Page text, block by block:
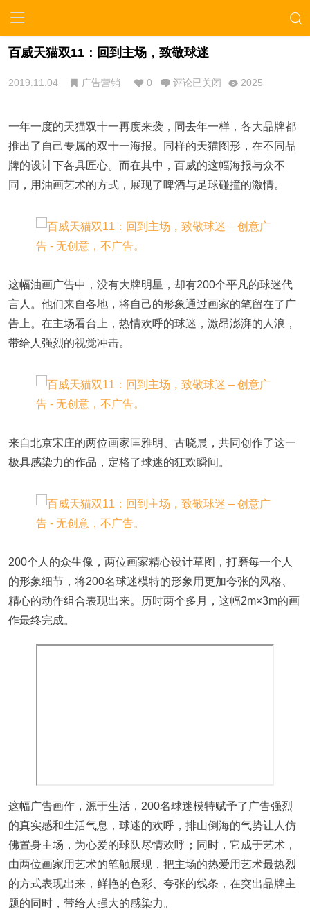
百威天猫双11：回到主场，致敬球迷
2019.11.04 广告营销 0 评论已关闭 2025
一年一度的天猫双十一再度来袭，同去年一样，各大品牌都
推出了自己专属的双十一海报。同样的天猫图形，在不同品
牌的设计下各具匠心。而在其中，百威的这幅海报与众不
同，用油画艺术的方式，展现了啤酒与足球碰撞的激情。
这幅油画广告中，没有大牌明星，却有200个平凡的球迷代
言人。他们来自各地，将自己的形象通过画家的笔留在了广
告上。在主场看台上，热情欢呼的球迷，激昂澎湃的人浪，
带给人强烈的视觉冲击。
来自北京宋庄的两位画家匡雅明、古晓晨，共同创作了这一
极具感染力的作品，定格了球迷的狂欢瞬间。
200个人的众生像，两位画家精心设计草图，打磨每一个人
的形象细节，将200名球迷模特的形象用更加夸张的风格、
精心的动作组合表现出来。历时两个多月，这幅2m×3m的画
作最终完成。
这幅广告画作，源于生活，200名球迷模特赋予了广告强烈
的真实感和生活气息，球迷的欢呼，排山倒海的气势让人仿
佛置身主场，为心爱的球队尽情欢呼；同时，它成于艺术，
由两位画家用艺术的笔触展现，把主场的热爱用艺术最热烈
的方式表现出来，鲜艳的色彩、夸张的线条，在突出品牌主
题的同时，带给人强大的感染力。